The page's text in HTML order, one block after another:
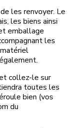
les renvoyer. Le
les biens ainsi
emballage
les
collez-le sur
toutes les
bien (vos
du